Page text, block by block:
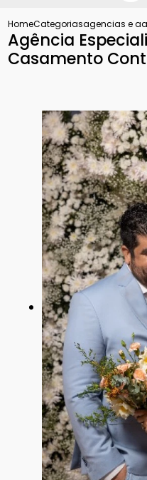
HomeCategoriasagencias e
Agência
Casamento